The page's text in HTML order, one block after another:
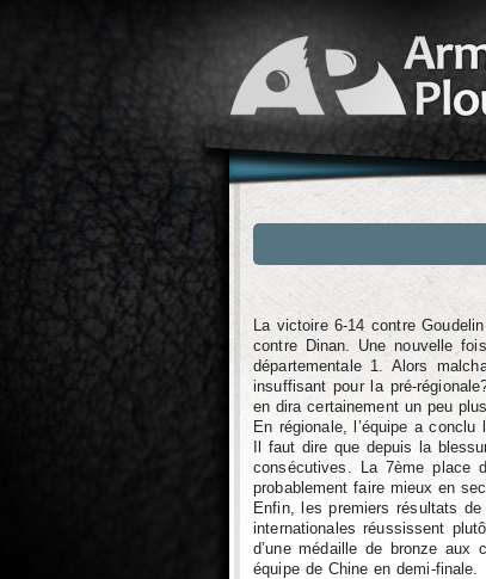
La victoire 6-14 contre
contre Dinan. Une nouvelle
départementale 1. Alors
insuffisant pour la pré-
en dira certainement un peu
En régionale, l’équipe a
Il faut dire que depuis la
consécutives. La 7ème place
probablement faire mieux en
Enfin, les premiers résultats
internationales réussissent
d’une médaille de bronze
équipe de Chine en demi-finale.